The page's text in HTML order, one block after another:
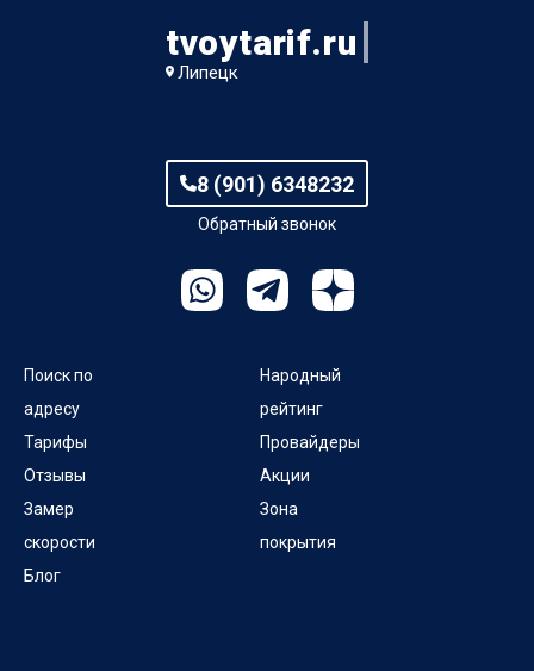
tvoytarif.ru
Липецк
8 (901) 6348232
Обратный звонок
Поиск по
адресу
Тарифы
Отзывы
Замер
скорости
Блог
Народный
рейтинг
Провайдеры
Акции
Зона
покрытия